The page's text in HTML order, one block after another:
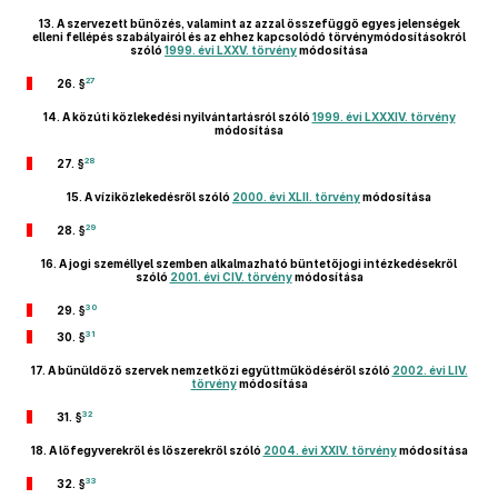
13. A szervezett bűnözés, valamint az azzal összefüggő egyes jelenségek
elleni fellépés szabályairól és az ehhez kapcsolódó törvénymódosításokról
szóló 1999. évi LXXV. törvénymódosítása
26. §27
14. A közúti közlekedési nyilvántartásról szóló 1999. évi LXXXIV. törvény
módosítása
27. §28
15. A víziközlekedésről szóló 2000. évi XLII. törvénymódosítása
28. §29
16. A jogi személlyel szemben alkalmazható büntetőjogi intézkedésekről
szóló 2001. évi CIV. törvénymódosítása
29. §30
30. §31
17. A bűnüldöző szervek nemzetközi együttműködéséről szóló 2002. évi LIV.
törvénymódosítása
31. §32
18. A lőfegyverekről és lőszerekről szóló 2004. évi XXIV. törvénymódosítása
32. §33